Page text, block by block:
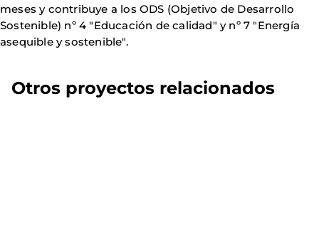
meses y contribuye a los ODS (Objetivo de Desarrollo
Sostenible) nº 4 "Educación de calidad" y nº 7 "Energía
asequible y sostenible".
Otros proyectos relacionados